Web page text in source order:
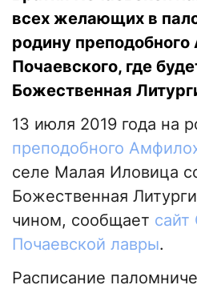
всех желающих в
родину
Почаевского, где
Божественная
13 июля 2019 года на
преподобного
селе Малая Иловица
Божественная
чином, сообщает сайт
Почаевской лавры.
Расписание